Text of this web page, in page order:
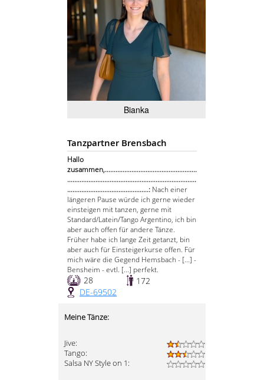
Bianka
Tanzpartner Brensbach
Hallo
zusammen,....................................................
.........................................................................
..............................................: Nach einer
längeren Pause würde ich gerne wieder
einsteigen mit tanzen, gerne mit
Standard/Latein/Tango Argentino, ich bin
aber auch offen für andere Tänze.
Früher habe ich lange Zeit getanzt, bin
aber auch für Einsteigerkurse offen. Für
mich wäre die Gegend Hemsbach - [...] -
Bensheim - evtl. [...] perfekt.
28
172
DE-69502
Meine Tänze:
Jive:
Tango:
Salsa NY Style on 1: